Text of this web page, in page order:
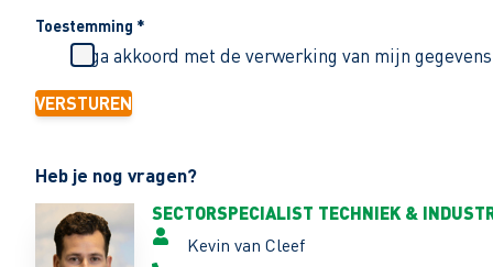
Toestemming *
Ik ga akkoord met de verwerking van mijn
VERSTUREN
Heb je nog vragen?
SECTORSPECIALIST TECHNIEK &
Kevin van Cleef